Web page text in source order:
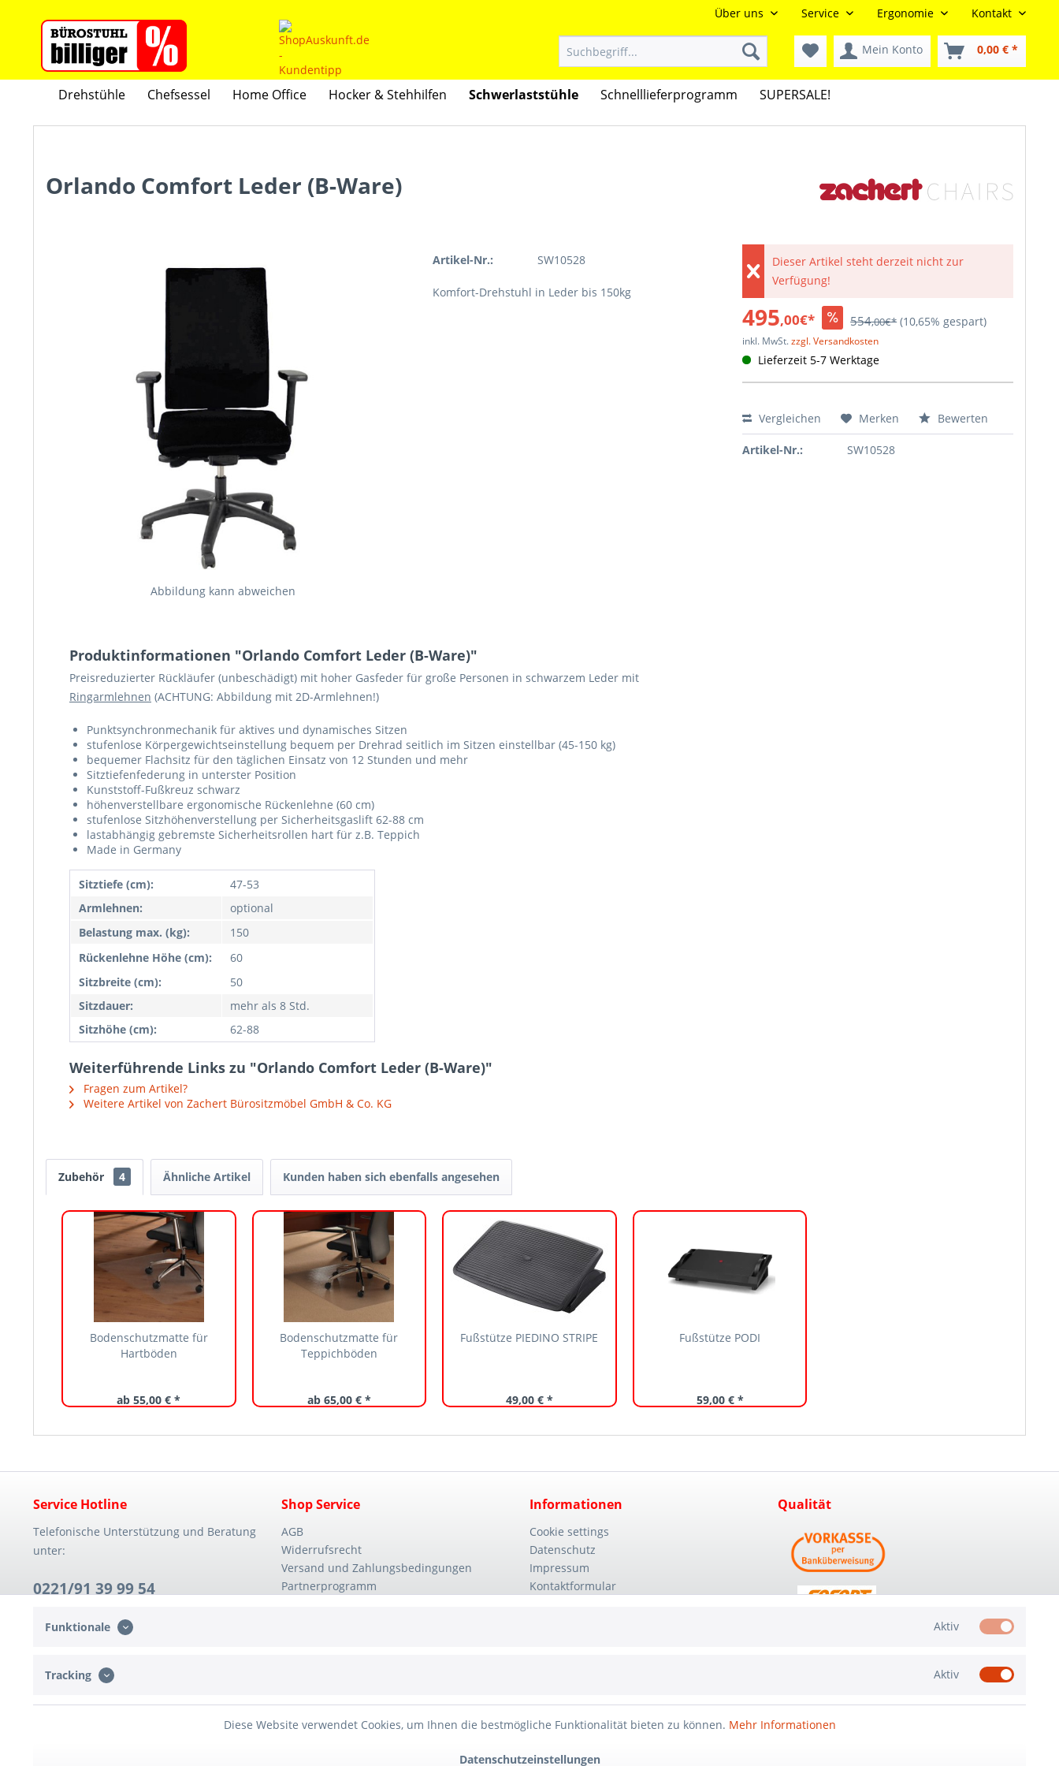
Über uns Service Ergonomie Kontakt
Mein Konto 0,00 € *
Drehstühle Chefsessel Home Office Hocker & Stehhilfen Schwerlaststühle Schnelllieferprogramm SUPERSALE!
Orlando Comfort Leder (B-Ware)
Abbildung kann abweichen
Artikel-Nr.: SW10528
Komfort-Drehstuhl in Leder bis 150kg
Dieser Artikel steht derzeit nicht zur
Verfügung!
495,00€* 554,00€* (10,65% gespart)
inkl. MwSt.zzgl. Versandkosten
Lieferzeit 5-7 Werktage
Vergleichen Merken Bewerten
Artikel-Nr.: SW10528
Produktinformationen "Orlando Comfort Leder (B-Ware)"
Preisreduzierter Rückläufer (unbeschädigt) mit hoher Gasfeder für große Personen in schwarzem Leder mit
Ringarmlehnen (ACHTUNG: Abbildung mit 2D-Armlehnen!)
Punktsynchronmechanik für aktives und dynamisches Sitzen
stufenlose Körpergewichtseinstellung bequem per Drehrad seitlich im Sitzen einstellbar (45-150 kg)
bequemer Flachsitz für den täglichen Einsatz von 12 Stunden und mehr
Sitztiefenfederung in unterster Position
Kunststoff-Fußkreuz schwarz
höhenverstellbare ergonomische Rückenlehne (60 cm)
stufenlose Sitzhöhenverstellung per Sicherheitsgaslift 62-88 cm
lastabhängig gebremste Sicherheitsrollen hart für z.B. Teppich
Made in Germany
Sitztiefe (cm):
47-53
Armlehnen:
optional
Belastung max. (kg):
150
Rückenlehne Höhe (cm):
60
Sitzbreite (cm):
50
Sitzdauer:
mehr als 8 Std.
Sitzhöhe (cm):
62-88
Weiterführende Links zu "Orlando Comfort Leder (B-Ware)"
Fragen zum Artikel?
Weitere Artikel von Zachert Bürositzmöbel GmbH & Co. KG
Zubehör 4 Ähnliche Artikel Kunden haben sich ebenfalls angesehen
Bodenschutzmatte für
Hartböden
ab 55,00 € *
Bodenschutzmatte für
Teppichböden
ab 65,00 € *
Fußstütze PIEDINO STRIPE
49,00 € *
Fußstütze PODI
59,00 € *
Service Hotline
Telefonische Unterstützung und Beratung
unter:
0221/91 39 99 54
Shop Service
AGB
Widerrufsrecht
Versand und Zahlungsbedingungen
Partnerprogramm
Informationen
Cookie settings
Datenschutz
Impressum
Kontaktformular
Qualität
Funktionale Aktiv
Tracking Aktiv
Diese Website verwendet Cookies, um Ihnen die bestmögliche Funktionalität bieten zu können. Mehr Informationen
Datenschutzeinstellungen